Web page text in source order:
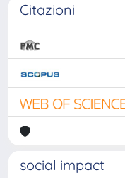
Citazioni
social impact